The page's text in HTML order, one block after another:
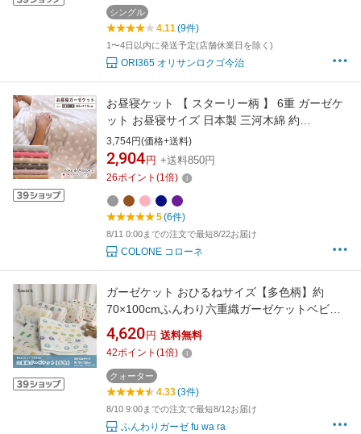
シングル
4.11(9件)
1〜4日以内に発送予定(店舗休業日を除く)
ORI365 オリサンロクゴ今治
お昼寝ケット 【 スターリー柄 】 6重 ガーゼケ
ット お昼寝サイズ 日本製 三河木綿 約
85×115cm ベビーケット ブランケット ハーフ
ケット キッズサイズ 膝掛け 年中素材 涼しい
冷房対策 夏 肌掛け 綿毛布 ブランケット 膝掛け
3,754円(価格+送料)
2,904 円 +送料850円
26ポイント (1倍)
5(6件)
8/11 0:00までの注文で最短8/22お届け
COLONE コローネ
ガーゼケット おひるねサイズ【多色柄】約
70×100cmふんわり六重織ガーゼケットベビ
ー/BABY/キッズ/出産祝い/お祝い/内祝い/入園入
学/おひるね/男の子/女の子/コットン/国産/肌に
優しい/綿100％/6重ガーゼ/三河木綿/おくるみ
4,620 円 送料無料
42ポイント (1倍)
クォーター
4.33(3件)
8/10 9:00までの注文で最短8/12お届け
ふんわりガーゼ fu wa ra